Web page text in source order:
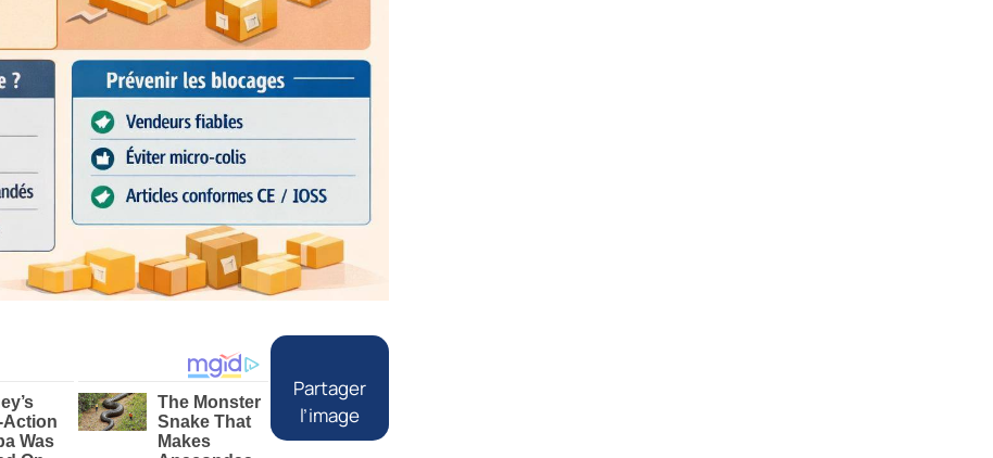
Partager
l’image